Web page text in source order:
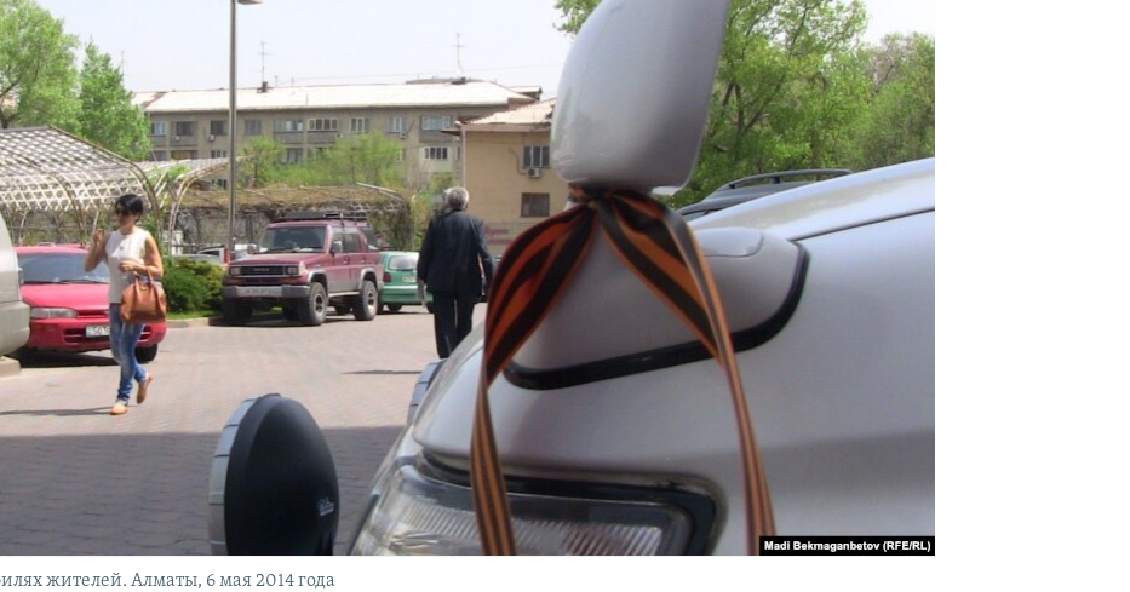
жителей. Алматы, 6 мая 2014 года